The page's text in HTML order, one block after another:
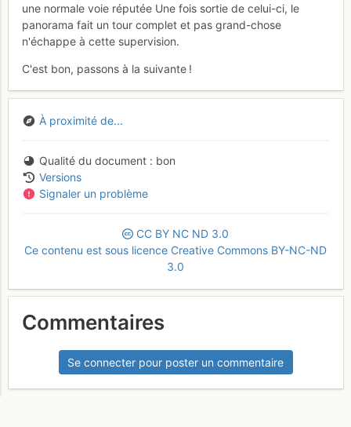
une normale voie réputée Une fois sortie de celui-ci, le
panorama fait un tour complet et pas grand-chose
n'échappe à cette supervision.
C'est bon, passons à la suivante !
À proximité de...
Qualité du document
bon
Versions
Signaler un problème
CC BY NC ND 3.0
Ce contenu est sous licence Creative Commons BY-NC-ND
3.0
Commentaires
Se connecter pour poster un commentaire